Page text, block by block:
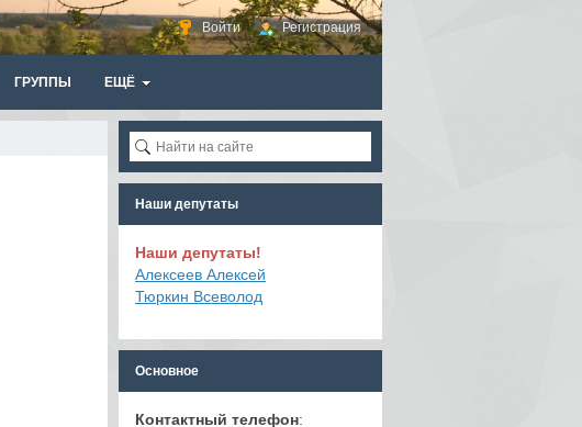
Войти Регистрация
ГРУППЫ ЕЩЁ
Наши депутаты
Наши депутаты!
Алексеев Алексей
Тюркин Всеволод
Основное
Контактный телефон: